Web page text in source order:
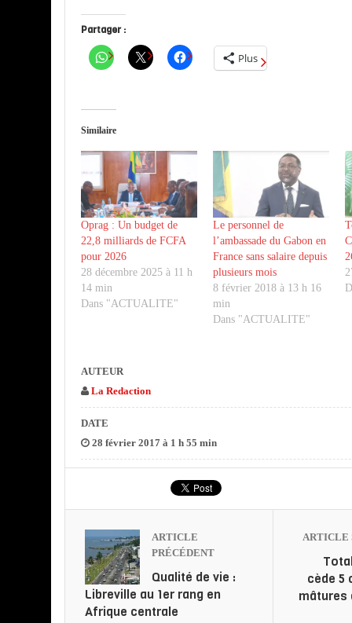
Partager :
Plus
Similaire
Oprag : Un budget de
22,8 milliards de FCFA
pour 2026
28 décembre 2025 à 11 h
14 min
Dans "ACTUALITE"
Le personnel de
l’ambassade du Gabon en
France sans salaire depuis
plusieurs mois
8 février 2018 à 13 h 16
min
Dans "ACTUALITE"
AUTEUR
La Redaction
DATE
28 février 2017 à 1 h 55 min
ARTICLE
PRÉCÉDENT
Qualité de vie :
Libreville au 1er rang en
Afrique centrale
ARTICLE
cède 5
mâtures